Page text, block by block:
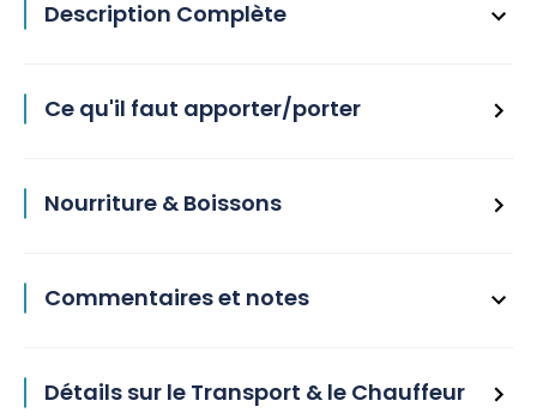
Description Complète
Ce qu'il faut apporter/porter
Nourriture & Boissons
Commentaires et notes
Détails sur le Transport & le Chauffeur